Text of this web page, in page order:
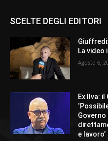
SCELTE DEGLI EDITORI
La video
Agosto 6,
Ex Ilva:
e lavoro’